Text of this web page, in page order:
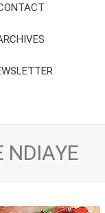
NDIAYE